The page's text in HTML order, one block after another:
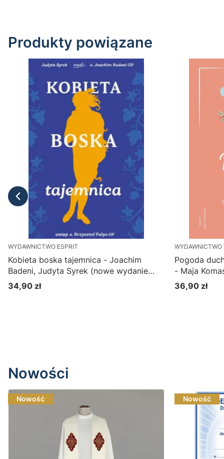
Produkty powiązane
WYDAWNICTWO ESPRIT
Kobieta boska tajemnica - Joachim
Badeni, Judyta Syrek (nowe wydanie
2025)
Cena
34,90 zł
WYDAWNICTWO
Pogoda
- Maja
Cena
36,90 zł
Nowości
Nowość Nowość